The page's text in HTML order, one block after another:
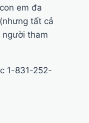
em đa
tất cả
tham
1-831-252-